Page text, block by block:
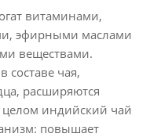
витаминами,
эфирными маслами
веществами.
составе чая,
расширяются
индийский чай
повышает